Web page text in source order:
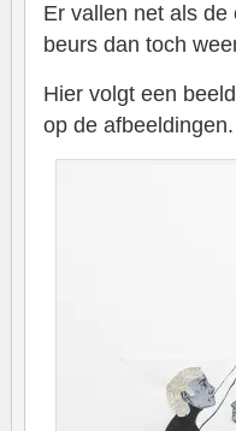
Er vallen net als
beurs dan toch
Hier volgt een
op de afbeeldingen.